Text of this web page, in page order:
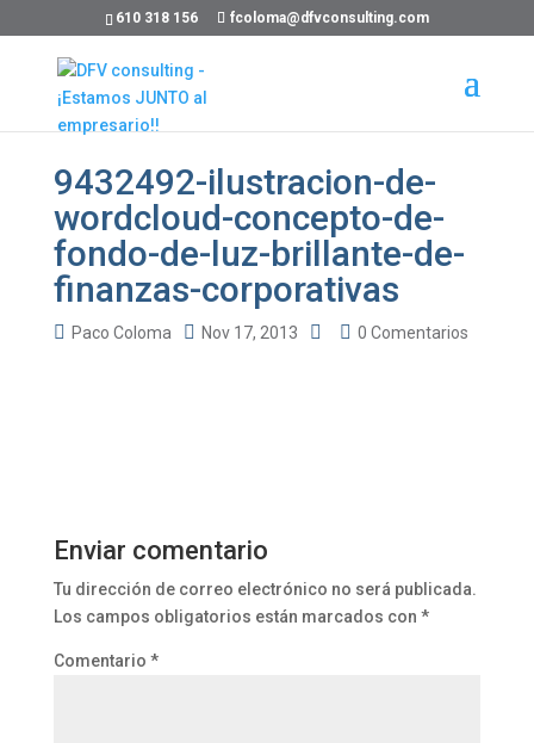
610 318 156 fcoloma@dfvconsulting.com
9432492-ilustracion-de-
wordcloud-concepto-de-
fondo-de-luz-brillante-de-
finanzas-corporativas
Paco Coloma Nov 17, 2013 0 Comentarios
Enviar comentario
Tu dirección de correo electrónico no será publicada.
Los campos obligatorios están marcados con *
Comentario *